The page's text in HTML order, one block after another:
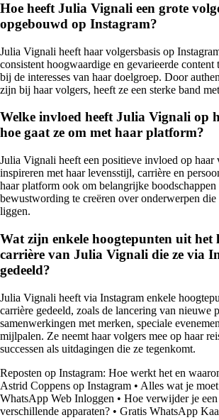
Hoe heeft Julia Vignali een grote
opgebouwd op Instagram?
Julia Vignali heeft haar volgersbasis op
consistent hoogwaardige en gevarieerde content
bij de interesses van haar doelgroep. Door
zijn bij haar volgers, heeft ze een sterke band
Welke invloed heeft Julia Vignali op
hoe gaat ze om met haar platform?
Julia Vignali heeft een positieve invloed op haar
inspireren met haar levensstijl, carrière en
haar platform ook om belangrijke boodschappen
bewustwording te creëren over onderwerpen die
liggen.
Wat zijn enkele hoogtepunten uit het
carrière van Julia Vignali die ze via
gedeeld?
Julia Vignali heeft via Instagram enkele
carrière gedeeld, zoals de lancering van nieuwe
samenwerkingen met merken, speciale
mijlpalen. Ze neemt haar volgers mee op haar
successen als uitdagingen die ze tegenkomt.
Reposten op Instagram: Hoe werkt het en
Astrid Coppens op Instagram • Alles wat je
WhatsApp Web Inloggen • Hoe verwijder je
verschillende apparaten? • Gratis WhatsApp